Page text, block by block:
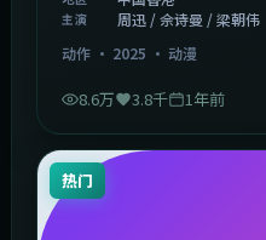
主演
周迅 / 佘诗曼 / 梁朝伟
动作· 2025 · 动漫
8.6万 3.8千 1年前
热门